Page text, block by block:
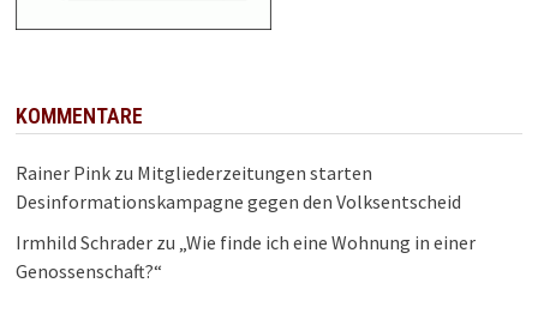
KOMMENTARE
Rainer Pink zu Mitgliederzeitungen starten
Desinformationskampagne gegen den Volksentscheid
Irmhild Schrader zu „Wie finde ich eine Wohnung in einer
Genossenschaft?“